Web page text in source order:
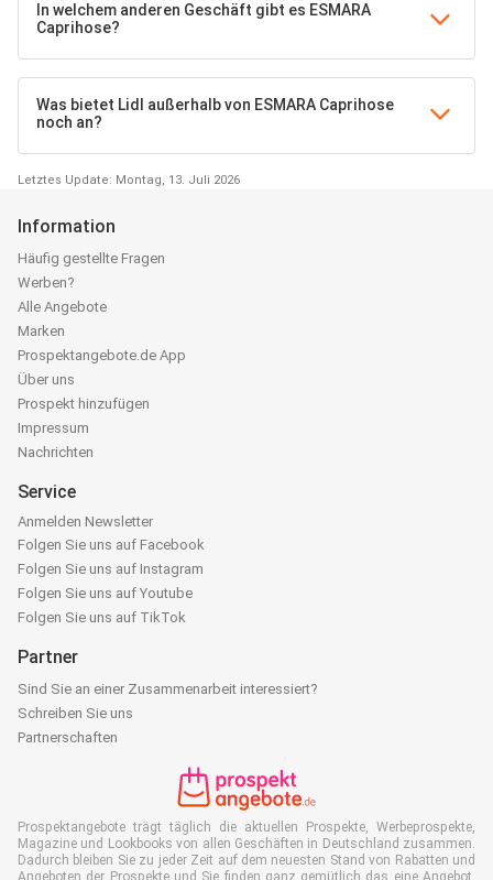
In welchem anderen Geschäft gibt es ESMARA
Caprihose?
Was bietet Lidl außerhalb von ESMARA Caprihose
noch an?
Letztes Update: Montag, 13. Juli 2026
Information
Häufig gestellte Fragen
Werben?
Alle Angebote
Marken
Prospektangebote.de App
Über uns
Prospekt hinzufügen
Impressum
Nachrichten
Service
Anmelden Newsletter
Folgen Sie uns auf Facebook
Folgen Sie uns auf Instagram
Folgen Sie uns auf Youtube
Folgen Sie uns auf TikTok
Partner
Sind Sie an einer Zusammenarbeit interessiert?
Schreiben Sie uns
Partnerschaften
Prospektangebote trägt täglich die aktuellen Prospekte, Werbeprospekte,
Magazine und Lookbooks von allen Geschäften in Deutschland zusammen.
Dadurch bleiben Sie zu jeder Zeit auf dem neuesten Stand von Rabatten und
Angeboten der Prospekte und Sie finden ganz gemütlich das eine Angebot,